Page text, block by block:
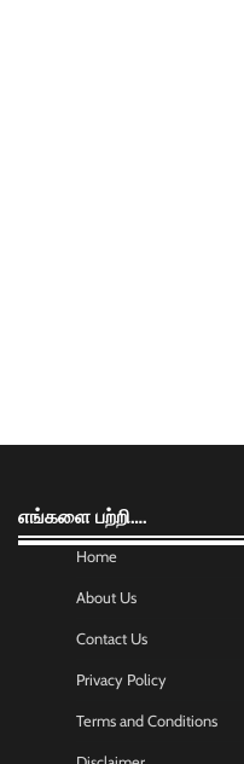
எங்களை பற்றி….
Home
About Us
Contact Us
Privacy Policy
Terms and Conditions